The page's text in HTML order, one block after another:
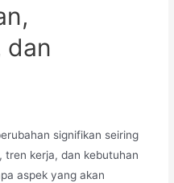
dan
signifikan seiring
tren kerja, dan kebutuhan
aspek yang akan